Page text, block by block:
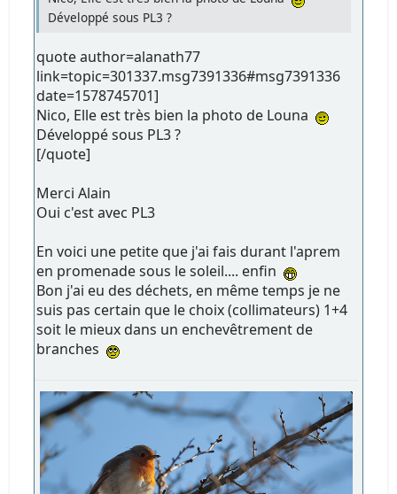
Développé sous PL3 ?
quote author=alanath77
link=topic=301337.msg7391336#msg7391336
date=1578745701]
Nico, Elle est très bien la photo de Louna
Développé sous PL3 ?
[/quote]
Merci Alain
Oui c'est avec PL3
En voici une petite que j'ai fais durant l'aprem
en promenade sous le soleil.... enfin
Bon j'ai eu des déchets, en même temps je ne
suis pas certain que le choix (collimateurs) 1+4
soit le mieux dans un enchevêtrement de
branches